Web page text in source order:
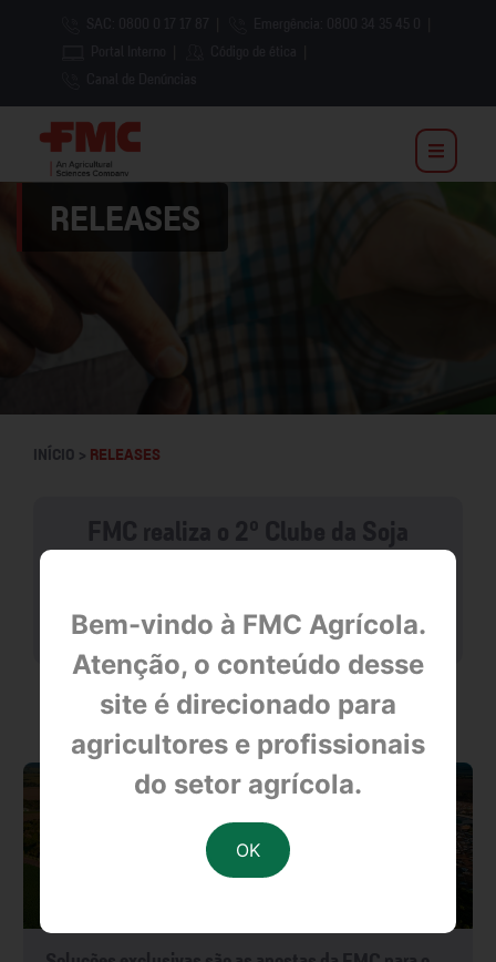
Bem-vindo à FMC Agrícola.
Atenção, o conteúdo desse
site é direcionado para
agricultores e profissionais
do setor agrícola.
RELEASES
INÍCIO > RELEASES
null
OUTRAS NOTÍCIAS